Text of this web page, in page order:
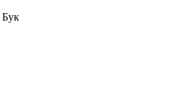
Бук